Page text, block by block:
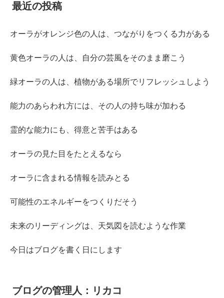
最近の投稿
オーラがオレンジ色の人は、つながりをつくる力がある
黄色オーラの人は、自分の芸風をそのまま磨こう
緑オーラの人は、植物がある場所でリフレッシュしよう
能力のあらわれ方には、その人の持ち味が加わる
霊的な能力にも、得意と苦手はある
オーラの見た目をたとえるなら
オーラに含まれる情報を読みとる
可能性のエネルギーをつくりだそう
未来のリーディングは、天気図を読むような作業
今日はブログを書く日にします
ブログの管理人：リカコ